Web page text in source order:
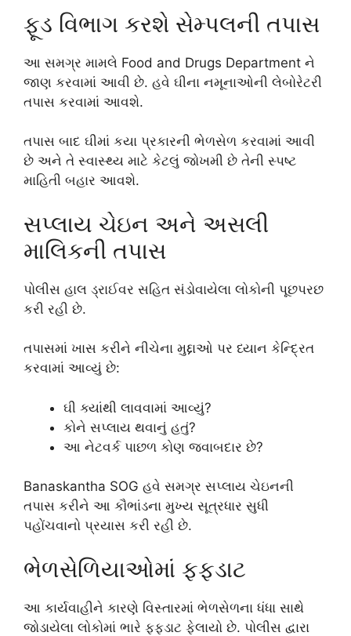
ફૂડ વિભાગ કરશે સેમ્પલની તપાસ
આ સમગ્ર મામલે Food and Drugs Department ને
જાણ કરવામાં આવી છે. હવે ઘીના નમૂનાઓની લેબોરેટરી
તપાસ કરવામાં આવશે.
તપાસ બાદ ઘીમાં કયા પ્રકારની ભેળસેળ કરવામાં આવી
છે અને તે સ્વાસ્થ્ય માટે કેટલું જોખમી છે તેની સ્પષ્ટ
માહિતી બહાર આવશે.
સપ્લાય ચેઇન અને અસલી
માલિકની તપાસ
પોલીસ હાલ ડ્રાઈવર સહિત સંડોવાયેલા લોકોની પૂછપરછ
કરી રહી છે.
તપાસમાં ખાસ કરીને નીચેના મુદ્દાઓ પર ધ્યાન કેન્દ્રિત
કરવામાં આવ્યું છે:
ઘી ક્યાંથી લાવવામાં આવ્યું?
કોને સપ્લાય થવાનું હતું?
આ નેટવર્ક પાછળ કોણ જવાબદાર છે?
Banaskantha SOG હવે સમગ્ર સપ્લાય ચેઇનની
તપાસ કરીને આ કૌભાંડના મુખ્ય સૂત્રધાર સુધી
પહોંચવાનો પ્રયાસ કરી રહી છે.
ભેળસેળિયાઓમાં ફફડાટ
આ કાર્યવાહીને કારણે વિસ્તારમાં ભેળસેળના ધંધા સાથે
જોડાયેલા લોકોમાં ભારે ફફડાટ ફેલાયો છે. પોલીસ દ્વારા